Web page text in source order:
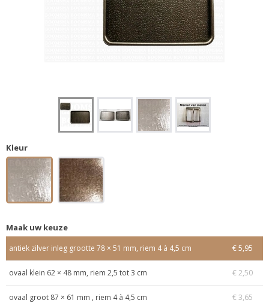
Kleur
Maak uw keuze
antiek zilver inleg grootte 78 × 51 mm, riem 4 à 4,5 cm € 5,95
ovaal klein 62 × 48 mm, riem 2,5 tot 3 cm € 2,50
ovaal groot 87 × 61 mm , riem 4 à 4,5 cm € 3,65